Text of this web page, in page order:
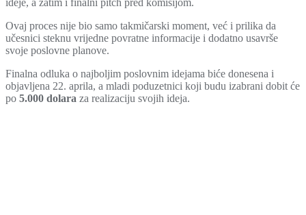
Ovaj proces nije bio samo takmičarski moment, već i prilika da
učesnici steknu vrijedne povratne informacije i dodatno usavrše
svoje poslovne planove.
Finalna odluka o najboljim poslovnim idejama biće donesena i
objavljena 22. aprila, a mladi poduzetnici koji budu izabrani dobit će
po 5.000 dolara za realizaciju svojih ideja.